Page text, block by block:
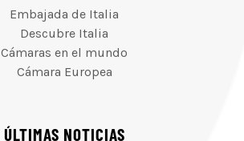
Embajada de Italia
Descubre Italia
Cámaras en el mundo
Cámara Europea
ÚLTIMAS NOTICIAS